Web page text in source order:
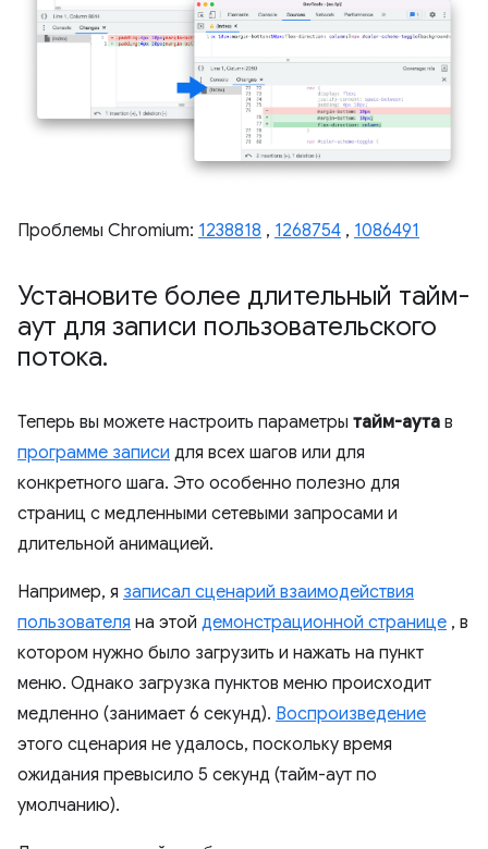
Проблемы Chromium: 1238818 , 1268754 , 1086491
Установите более длительный тайм-
аут для записи пользовательского
потока.
Теперь вы можете настроить параметры тайм-аута в
программе записи для всех шагов или для
конкретного шага. Это особенно полезно для
страниц с медленными сетевыми запросами и
длительной анимацией.
Например, я записал сценарий взаимодействия
пользователя на этой демонстрационной странице , в
котором нужно было загрузить и нажать на пункт
меню. Однако загрузка пунктов меню происходит
медленно (занимает 6 секунд). Воспроизведение
этого сценария не удалось, поскольку время
ожидания превысило 5 секунд (тайм-аут по
умолчанию).